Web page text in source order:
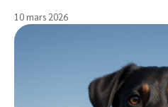
10 mars 2026